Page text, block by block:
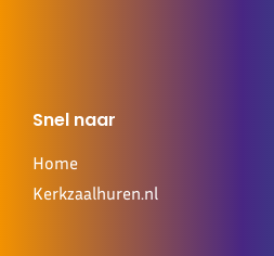
Snel naar
Home
Kerkzaalhuren.nl